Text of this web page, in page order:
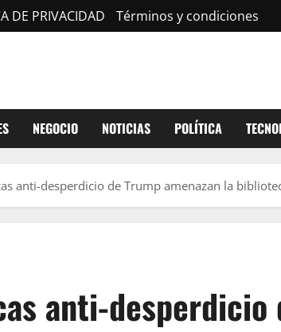
DE PRIVACIDAD Términos y condiciones
NEGOCIO NOTICIAS POLÍTICA
anti-desperdicio de Trump amenazan la
anti-desperdicio